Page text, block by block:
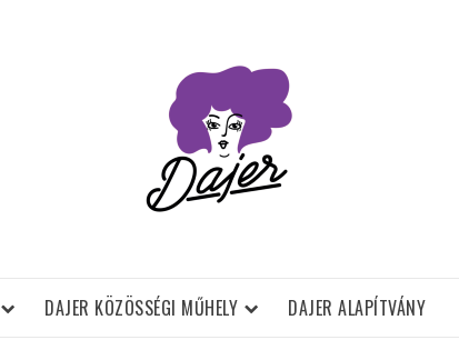
DAJER KÖZÖSSÉGI MŰHELY DAJER ALAPÍTVÁNY